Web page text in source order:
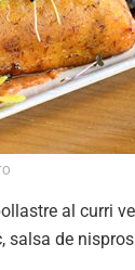
al curri
salsa de